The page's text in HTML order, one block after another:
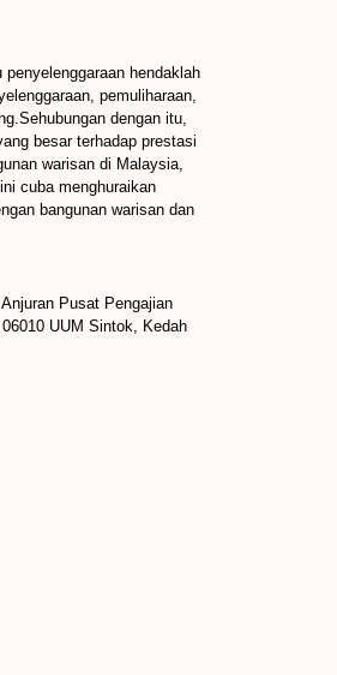
hendaklah
pemuliharaan,
dengan itu,
besar terhadap prestasi
warisan di Malaysia,
cuba menghuraikan
bangunan warisan dan
Pusat Pengajian
UUM Sintok, Kedah